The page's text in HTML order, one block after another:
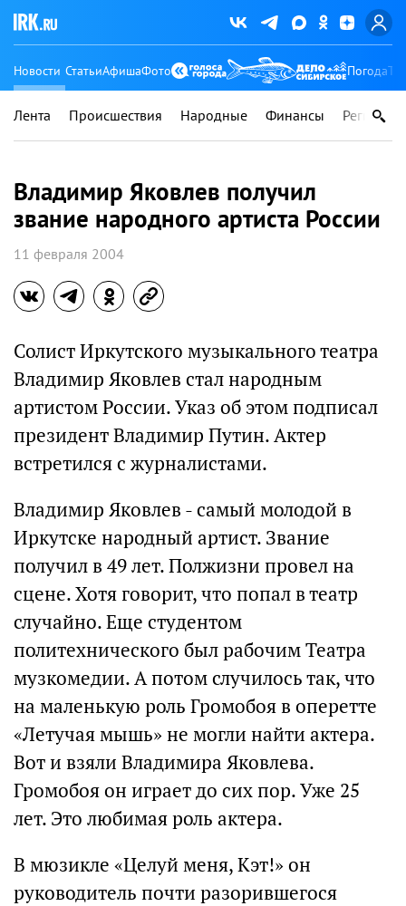
Новости СтатьиАфишаФото Погода
Лента Происшествия Народные Финансы Регионы
Владимир Яковлев получил
звание народного артиста России
11 февраля 2004
Солист Иркутского музыкального театра
Владимир Яковлев стал народным
артистом России. Указ об этом подписал
президент Владимир Путин. Актер
встретился с журналистами.
Владимир Яковлев - самый молодой в
Иркутске народный артист. Звание
получил в 49 лет. Полжизни провел на
сцене. Хотя говорит, что попал в театр
случайно. Еще студентом
политехнического был рабочим Театра
музкомедии. А потом случилось так, что
на маленькую роль Громобоя в оперетте
«Летучая мышь» не могли найти актера.
Вот и взяли Владимира Яковлева.
Громобоя он играет до сих пор. Уже 25
лет. Это любимая роль актера.
В мюзикле «Целуй меня, Кэт!» он
руководитель почти разорившегося